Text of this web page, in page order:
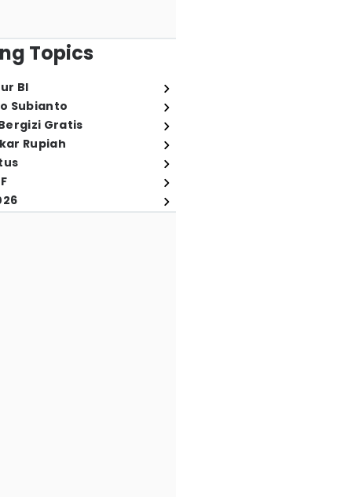
Topics
BI
Subianto
Gratis
Rupiah